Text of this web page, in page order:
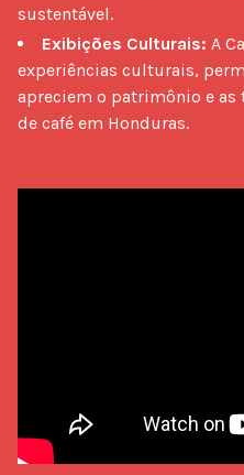
sustentável.
Exibições Culturais: A
experiências culturais,
apreciem o patrimônio e
de café em Honduras.